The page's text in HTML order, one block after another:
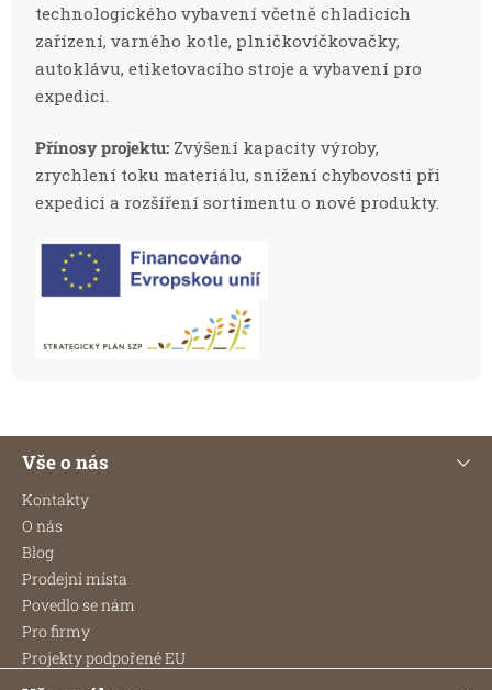
technologického vybavení včetně chladicích
zařízení, varného kotle, plničkovíčkovačky,
autoklávu, etiketovacího stroje a vybavení pro
expedici.
Přínosy projektu: Zvýšení kapacity výroby,
zrychlení toku materiálu, snížení chybovosti při
expedici a rozšíření sortimentu o nové produkty.
Z Vše o nás
Kontakty
O nás
Blog
Prodejní místa
Povedlo se nám
Pro firmy
Projekty podpořené EU